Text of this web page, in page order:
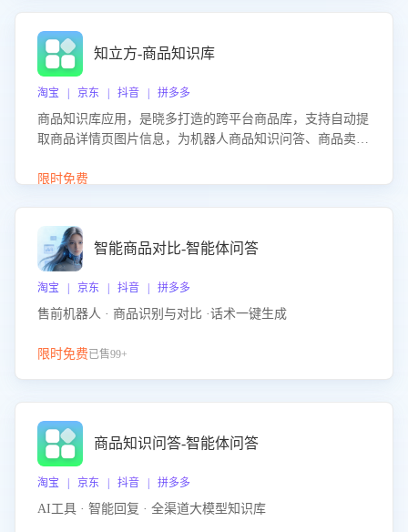
知立方-商品知识库
淘宝 | 京东 | 抖音 | 拼多多
商品知识库应用，是晓多打造的跨平台商品库，支持自动提
取商品详情页图片信息，为机器人商品知识问答、商品卖点
限时免费
智能商品对比-智能体问答
淘宝 | 京东 | 抖音 | 拼多多
售前机器人 · 商品识别与对比 ·话术一键生成
限时免费已售99+
商品知识问答-智能体问答
淘宝 | 京东 | 抖音 | 拼多多
AI工具 · 智能回复 · 全渠道大模型知识库